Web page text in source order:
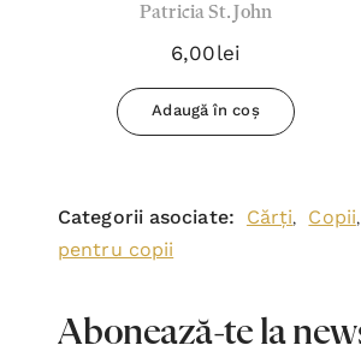
Patricia St. John
6,00lei
Adaugă în coș
Categorii asociate: Cărți, Copii,
pentru copii
Abonează-te la